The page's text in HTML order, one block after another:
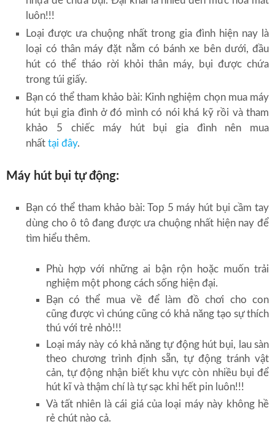
luôn!!!
Loại được ưa chuộng nhất trong gia đình hiện nay là
loại có thân máy đặt nằm có bánh xe bên dưới, đầu
hút có thể tháo rời khỏi thân máy, bụi được chứa
trong túi giấy.
Bạn có thể tham khảo bài: Kinh nghiệm chọn mua máy
hút bụi gia đình ở đó mình có nói khá kỹ rồi và tham
khảo 5 chiếc máy hút bụi gia đình nên mua
nhấttại đây.
Máy hút bụi tự động:
Bạn có thể tham khảo bài: Top 5 máy hút bụi cầm tay
dùng cho ô tô đang được ưa chuộng nhất hiện nay để
tìm hiểu thêm.
Phù hợp với những ai bận rộn hoặc muốn trải
nghiệm một phong cách sống hiện đại.
Bạn có thể mua về để làm đồ chơi cho con
cũng được vì chúng cũng có khả năng tạo sự thích
thú với trẻ nhỏ!!!
Loại máy này có khả năng tự động hút bụi, lau sàn
theo chương trình định sẵn, tự động tránh vật
cản, tự động nhận biết khu vực còn nhiều bụi để
hút kĩ và thậm chí là tự sạc khi hết pin luôn!!!
Và tất nhiên là cái giá của loại máy này không hề
rẻ chút nào cả.